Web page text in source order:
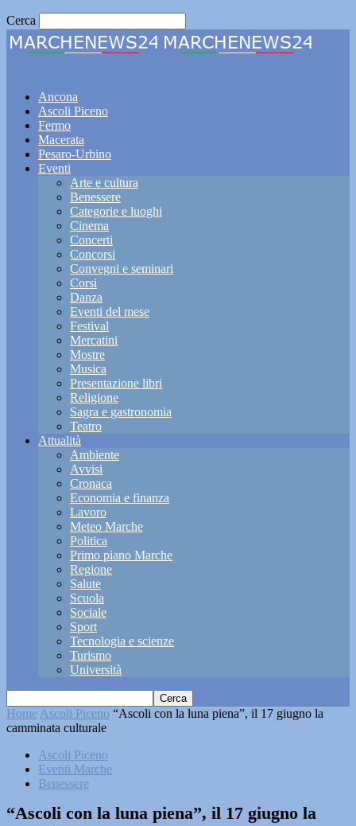
Cerca
Ancona
Ascoli Piceno
Fermo
Macerata
Pesaro-Urbino
Eventi
Arte e cultura
Benessere
Categorie e luoghi
Cinema
Concerti
Concorsi
Convegni e seminari
Corsi
Danza
Eventi del mese
Festival
Mercatini
Mostre
Musica
Presentazione libri
Religione
Sagra e gastronomia
Teatro
Attualità
Ambiente
Avvisi
Cronaca
Economia e finanza
Lavoro
Meteo Marche
Politica
Primo piano Marche
Regione
Salute
Scuola
Sociale
Sport
Tecnologia e scienze
Turismo
Università
Home Ascoli Piceno “Ascoli con la luna piena”, il 17 giugno la
camminata culturale
Ascoli Piceno
Eventi Marche
Benessere
“Ascoli con la luna piena”, il 17 giugno la